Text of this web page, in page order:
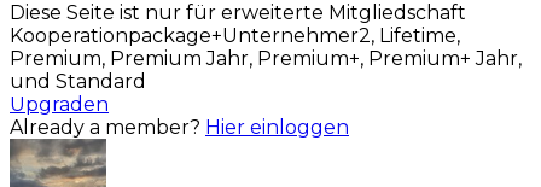
Diese Seite ist nur für erweiterte Mitgliedschaft
Kooperationpackage+Unternehmer2, Lifetime,
Premium, Premium Jahr, Premium+, Premium+ Jahr,
und Standard
Upgraden
Already a member? Hier einloggen